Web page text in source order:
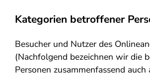
Kategorien betroffener
Besucher und Nutzer des
(Nachfolgend bezeichnen wir die
Personen zusammenfassend auch